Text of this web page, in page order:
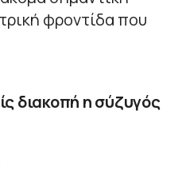
φροντίδα που
διακοπή η σύζυγός